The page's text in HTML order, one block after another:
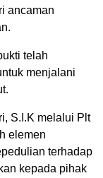
ancaman
telah
menjalani
S.I.K melalui Plt
elemen
terhadap
kepada pihak